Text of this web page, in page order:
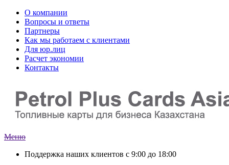
О компании
Вопросы и ответы
Партнеры
Как мы работаем с клиентами
Для юр.лиц
Расчет экономии
Контакты
Меню
Поддержка наших клиентов с 9:00 до 18:00